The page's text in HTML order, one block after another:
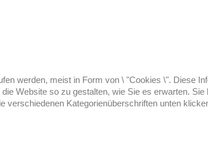
werden, meist in Form von \ "Cookies \". Diese
Website so zu gestalten, wie Sie es erwarten.
Kategorienüberschriften unten